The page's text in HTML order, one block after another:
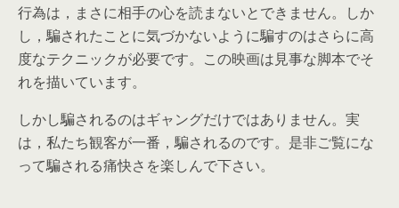
行為は，まさに相手の心を読まないとできません。しか
し，騙されたことに気づかないように騙すのはさらに高
度なテクニックが必要です。この映画は見事な脚本でそ
れを描いています。
しかし騙されるのはギャングだけではありません。実
は，私たち観客が一番，騙されるのです。是非ご覧にな
って騙される痛快さを楽しんで下さい。